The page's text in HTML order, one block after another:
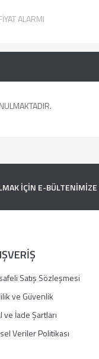
ALARMI
İÇİN E-
Satış Sözleşmesi
ve Güvenlik
ve İade Şartları
Veriler Politikası